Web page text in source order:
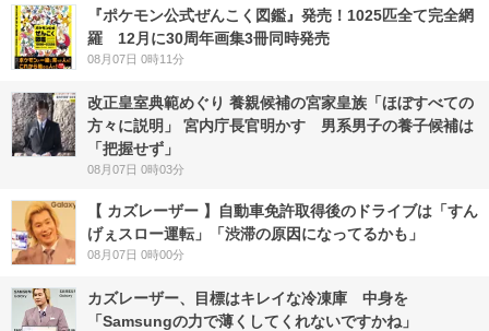
『ポケモン公式ぜんこく図鑑』発売！1025匹全て完全網
羅 12月に30周年画集3冊同時発売
08月07日 0時11分
改正皇室典範めぐり 養親候補の宮家皇族「ほぼすべての
方々に説明」 宮内庁長官明かす 男系男子の養子候補は
「把握せず」
08月07日 0時03分
【 カズレーザー 】自動車免許取得後のドライブは「すん
げぇスロー運転」「渋滞の原因になってるかも」
08月07日 0時00分
カズレーザー、目標はキレイな冷凍庫 中身を
「Samsungの力で薄くしてくれないですかね」